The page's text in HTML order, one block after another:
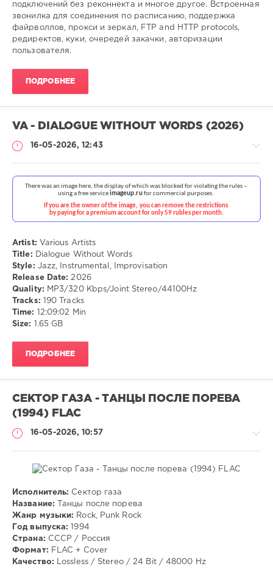
подключений без реконнекта и многое другое. Встроенная
звонилка для соединения по расписанию, поддержка
файрволлов, прокси и зеркал, FTP and HTTP protocols,
редиректов, куки, очередей закачки, авторизации
пользователя.
ПОДРОБНЕЕ
VA - DIALOGUE WITHOUT WORDS (2026)
16-05-2026, 12:43
Музыка
55
70
Jazz,
Instrumental,
Improvisation
Artist: Various Artists
Title: Dialogue Without Words
Style: Jazz, Instrumental, Improvisation
Release Date: 2026
Quality: MP3/320 Kbps/Joint Stereo/44100Hz
Tracks: 190 Tracks
Time:
12:09:02 Min
Size:
1.65 GB
ПОДРОБНЕЕ
СЕКТОР ГАЗА - ТАНЦЫ ПОСЛЕ ПОРЕВА
(1994) FLAC
16-05-2026, 10:57
Музыка
VANGOG19
Исполнитель: Сектор газа
Название: Танцы после порева
Жанр музыки:
Rock, Punk Rock
Год выпуска:
1994
Страна: СССР / Россия
Формат: FLAC + Cover
Качество: Lossless / Stereo / 24 Bit / 48000 Hz